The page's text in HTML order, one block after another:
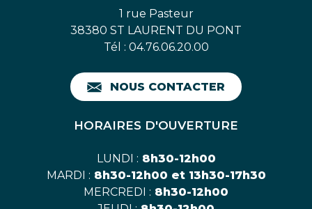
1 rue Pasteur
38380 ST LAURENT DU PONT
Tél : 04.76.06.20.00
NOUS CONTACTER
HORAIRES D'OUVERTURE
LUNDI : 8h30-12h00
MARDI : 8h30-12h00 et 13h30-17h30
MERCREDI : 8h30-12h00